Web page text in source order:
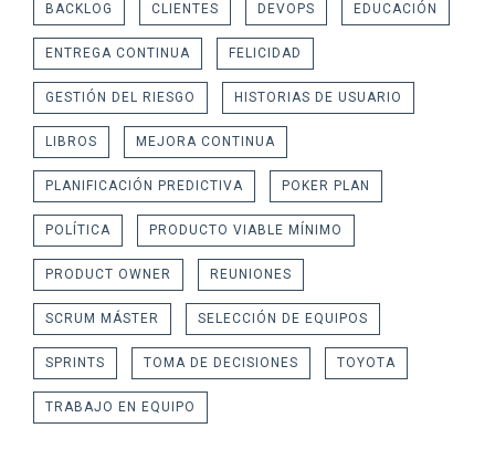
BACKLOG CLIENTES DEVOPS EDUCACIÓN
ENTREGA CONTINUA FELICIDAD
GESTIÓN DEL RIESGO HISTORIAS DE USUARIO
LIBROS MEJORA CONTINUA
PLANIFICACIÓN PREDICTIVA POKER PLAN
POLÍTICA PRODUCTO VIABLE MÍNIMO
PRODUCT OWNER REUNIONES
SCRUM MÁSTER SELECCIÓN DE EQUIPOS
SPRINTS TOMA DE DECISIONES TOYOTA
TRABAJO EN EQUIPO